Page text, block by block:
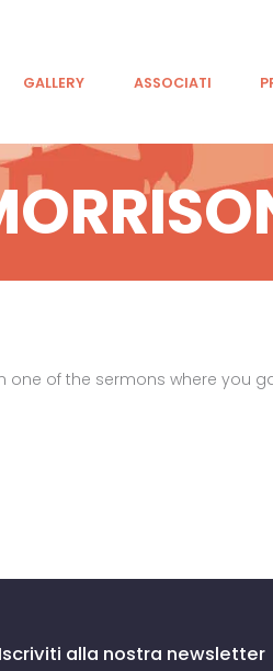
GALLERY ASSOCIATI
one of the sermons where you
alla nostra newsletter